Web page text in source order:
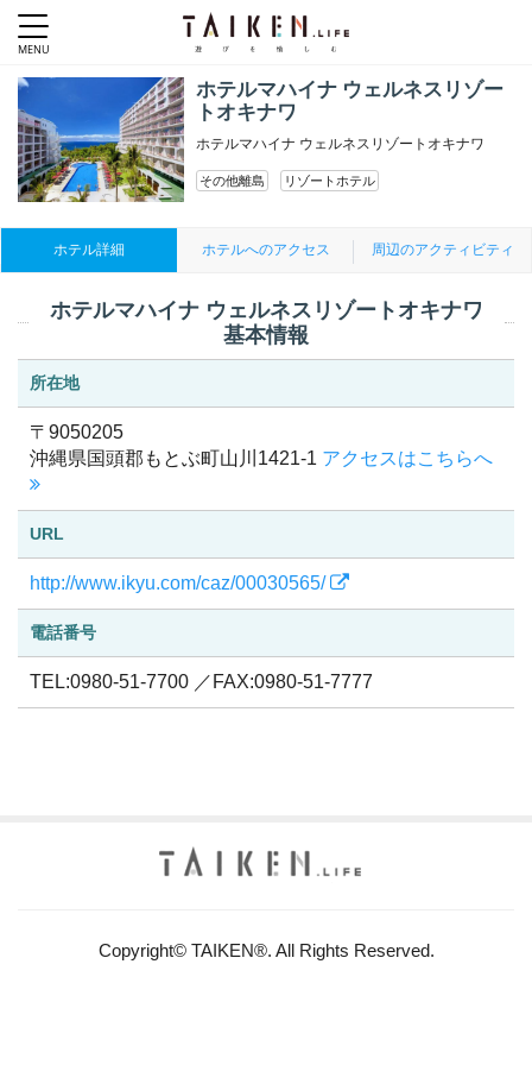
ホテルマハイナ ウェルネスリゾー
トオキナワ
ホテルマハイナ ウェルネスリゾートオキナワ
その他離島 リゾートホテル
ホテル詳細 ホテルへのアクセス 周辺のアクティビティ
ホテルマハイナ ウェルネスリゾートオキナワ
基本情報
所在地
〒9050205
沖縄県国頭郡もとぶ町山川1421-1 アクセスはこちらへ
URL
http://www.ikyu.com/caz/00030565/
電話番号
TEL:0980-51-7700 ／FAX:0980-51-7777
Copyright© TAIKEN®. All Rights Reserved.